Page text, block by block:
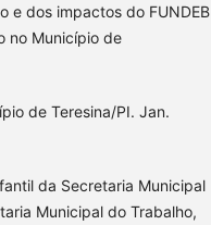
e dos impactos do FUNDEB
no Município de
de Teresina/PI. Jan.
da Secretaria Municipal
Municipal do Trabalho,